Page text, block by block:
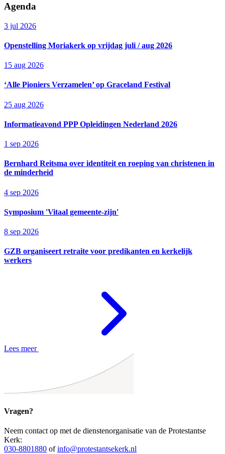
Agenda
3 jul 2026
Openstelling Moriakerk op vrijdag juli / aug 2026
15 aug 2026
‘Alle Pioniers Verzamelen’ op Graceland Festival
25 aug 2026
Informatieavond PPP Opleidingen Nederland 2026
1 sep 2026
Bernhard Reitsma over identiteit en roeping van christenen in
de minderheid
4 sep 2026
Symposium 'Vitaal gemeente-zijn'
8 sep 2026
GZB organiseert retraite voor predikanten en kerkelijk
werkers
Lees meer
Vragen?
Neem contact op met de dienstenorganisatie van de Protestantse
Kerk:
030-8801880 ofinfo@protestantsekerk.nl